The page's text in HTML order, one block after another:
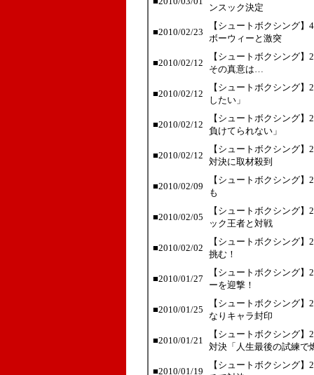
ンスック決定
■2010/02/23
【シュートボクシング
ボーウィーと激突
■2010/02/12
【シュートボクシング
その真意は…
■2010/02/12
【シュートボクシング
したい」
■2010/02/12
【シュートボクシング
負けてられない」
■2010/02/12
【シュートボクシング
対決に取材殺到
■2010/02/09
【シュートボクシング
も
■2010/02/05
【シュートボクシング
ック王者と対戦
■2010/02/02
【シュートボクシング
挑む！
■2010/01/27
【シュートボクシング
ーを迎撃！
■2010/01/25
【シュートボクシング
なりキャラ封印
■2010/01/21
【シュートボクシング
対決「人生最後の試練で
■2010/01/19
【シュートボクシング